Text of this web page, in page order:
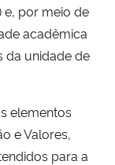
e, por meio de
acadêmica
da unidade de
elementos
e Valores,
para a